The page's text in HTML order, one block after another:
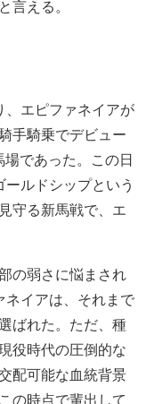
言える。
、エピファネイアが
手騎乗でデビュー
であった。この日
ルドシップという
守る新馬戦で、エ
の弱さに悩まされ
ネイアは、それまで
ばれた。ただ、種
役時代の圧倒的な
配可能な血統背景
の時点で輩出して